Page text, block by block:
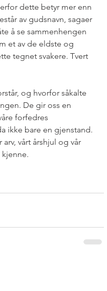
dette betyr mer enn
av gudsnavn, sagaer
å se sammenhengen
et av de eldste og
tegnet svakere. Tvert
og hvorfor såkalte
De gir oss en
forfedres
ikke bare en gjenstand.
vårt årshjul og vår